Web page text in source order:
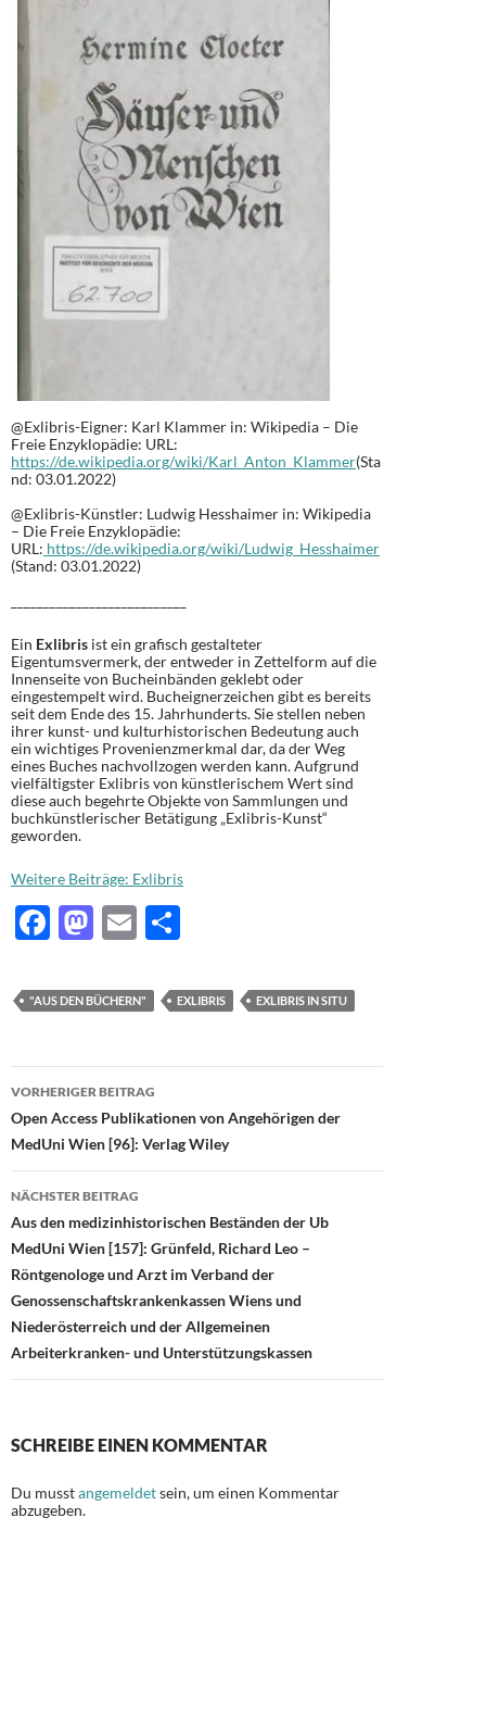
@Exlibris-Eigner: Karl Klammer in: Wikipedia – Die
Freie Enzyklopädie: URL:
https://de.wikipedia.org/wiki/Karl_Anton_Klammer(Sta
nd: 03.01.2022)
@Exlibris-Künstler: Ludwig Hesshaimer in: Wikipedia
– Die Freie Enzyklopädie:
URL: https://de.wikipedia.org/wiki/Ludwig_Hesshaimer
(Stand: 03.01.2022)
Ein Exlibris ist ein grafisch gestalteter
Eigentumsvermerk, der entweder in Zettelform auf die
Innenseite von Bucheinbänden geklebt oder
eingestempelt wird. Bucheignerzeichen gibt es bereits
seit dem Ende des 15. Jahrhunderts. Sie stellen neben
ihrer kunst- und kulturhistorischen Bedeutung auch
ein wichtiges Provenienzmerkmal dar, da der Weg
eines Buches nachvollzogen werden kann. Aufgrund
vielfältigster Exlibris von künstlerischem Wert sind
diese auch begehrte Objekte von Sammlungen und
buchkünstlerischer Betätigung „Exlibris-Kunst“
geworden.
Weitere Beiträge: Exlibris
F
e
b
o
o
k
M
to
d
o
n
E
ail le
n
"AUS DEN BÜCHERN" EXLIBRIS EXLIBRIS IN SITU
Beitragsnavigation
VORHERIGER BEITRAG
Open Access Publikationen von Angehörigen der
MedUni Wien [96]: Verlag Wiley
NÄCHSTER BEITRAG
Aus den medizinhistorischen Beständen der Ub
MedUni Wien [157]: Grünfeld, Richard Leo –
Röntgenologe und Arzt im Verband der
Genossenschaftskrankenkassen Wiens und
Niederösterreich und der Allgemeinen
Arbeiterkranken- und Unterstützungskassen
SCHREIBE EINEN KOMMENTAR
Du musstangemeldetsein, um einen Kommentar
abzugeben.